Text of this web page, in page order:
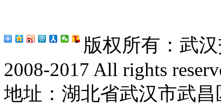
版权所有：武
2008-2017 All rights
地址：湖北省武汉市武